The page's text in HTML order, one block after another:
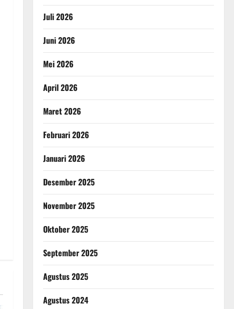
Juli 2026
Juni 2026
Mei 2026
April 2026
Maret 2026
Februari 2026
Januari 2026
Desember 2025
November 2025
Oktober 2025
September 2025
Agustus 2025
Agustus 2024